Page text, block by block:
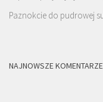
Paznokcie do pudrowej
NAJNOWSZE KOMENTARZE